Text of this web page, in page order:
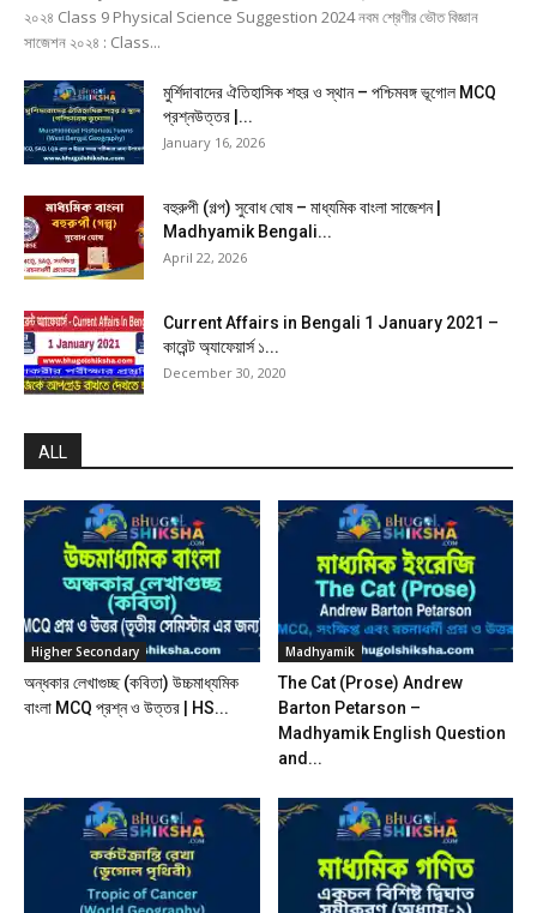
২০২৪ Class 9 Physical Science Suggestion 2024 নবম শ্রেণীর ভৌত বিজ্ঞান
সাজেশন ২০২৪ : Class...
মুর্শিদাবাদের ঐতিহাসিক শহর ও স্থান – পশ্চিমবঙ্গ ভূগোল MCQ
প্রশ্নউত্তর |...
January 16, 2026
বহুরুপী (গল্প) সুবোধ ঘোষ – মাধ্যমিক বাংলা সাজেশন |
Madhyamik Bengali...
April 22, 2026
Current Affairs in Bengali 1 January 2021 –
কারেন্ট অ্যাফেয়ার্স ১...
December 30, 2020
ALL
Higher Secondary
অন্ধকার লেখাগুচ্ছ (কবিতা) উচ্চমাধ্যমিক
বাংলা MCQ প্রশ্ন ও উত্তর | HS...
Madhyamik
The Cat (Prose) Andrew
Barton Petarson –
Madhyamik English Question
and...